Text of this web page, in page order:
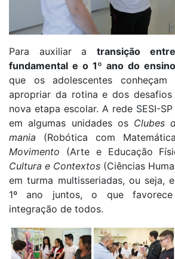
Para auxiliar atransição
fundamental e o 1º ano do
que os adolescentes
apropriar da rotina e dos
nova etapa escolar. A rede SESI-
em algumas unidades os Clubes
mania (Robótica com
Movimento (Arte e Educação
Cultura e Contextos (Ciências
em turma multisseriadas, ou seja,
1º ano juntos, o que
integração de todos.